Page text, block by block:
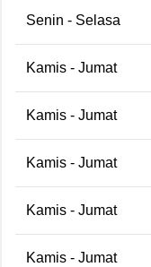
Senin - Selasa
Kamis - Jumat
Kamis - Jumat
Kamis - Jumat
Kamis - Jumat
Kamis - Jumat